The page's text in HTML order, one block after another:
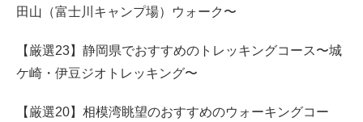
田山（富士川キャンプ場）ウォーク〜
【厳選23】静岡県でおすすめのトレッキングコース〜城
ケ崎・伊豆ジオトレッキング〜
【厳選20】相模湾眺望のおすすめのウォーキングコー